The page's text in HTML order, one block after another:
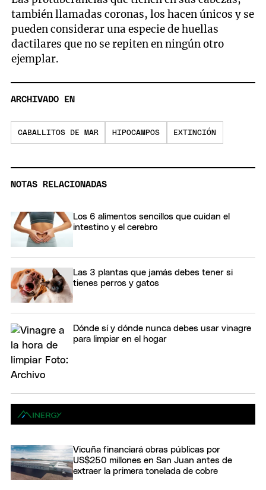
también llamadas coronas, los hacen únicos y se
pueden considerar una especie de huellas
dactilares que no se repiten en ningún otro
ejemplar.
ARCHIVADO EN
CABALLITOS DE MAR HIPOCAMPOS EXTINCIÓN
NOTAS RELACIONADAS
Los 6 alimentos sencillos que cuidan el
intestino y el cerebro
Las 3 plantas que jamás debes tener si
tienes perros y gatos
Dónde sí y dónde nunca debes usar vinagre
para limpiar en el hogar
Vicuña financiará obras públicas por
US$250 millones en San Juan antes de
extraer la primera tonelada de cobre